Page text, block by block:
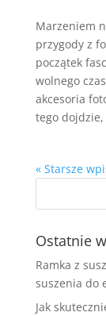
Marzeniem
przygody z
początek
wolnego
akcesoria
tego
« Starsze
Ostatnie
Ramka z
suszenia do
Jak